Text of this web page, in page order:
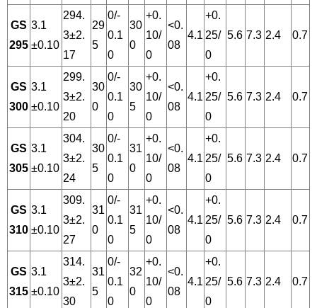
GS
295
3.1
±0.10
294.
3±2.
17
29
5
0/-
0.1
0
30
0
+0.
10/
0
<0.
08
4.1
+0.
25/
0
5.6 7.3 2.4 0.7
GS
300
3.1
±0.10
299.
3±2.
20
30
0
0/-
0.1
0
30
5
+0.
10/
0
<0.
08
4.1
+0.
25/
0
5.6 7.3 2.4 0.7
GS
305
3.1
±0.10
304.
3±2.
24
30
5
0/-
0.1
0
31
0
+0.
10/
0
<0.
08
4.1
+0.
25/
0
5.6 7.3 2.4 0.7
GS
310
3.1
±0.10
309.
3±2.
27
31
0
0/-
0.1
0
31
5
+0.
10/
0
<0.
08
4.1
+0.
25/
0
5.6 7.3 2.4 0.7
GS
315
3.1
±0.10
314.
3±2.
30
31
5
0/-
0.1
0
32
0
+0.
10/
0
<0.
08
4.1
+0.
25/
0
5.6 7.3 2.4 0.7